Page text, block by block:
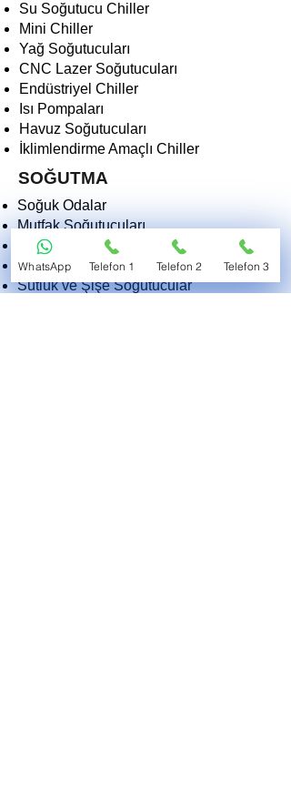
Su Soğutucu Chiller
Mini Chiller
Yağ Soğutucuları
CNC Lazer Soğutucuları
Endüstriyel Chiller
Isı Pompaları
Havuz Soğutucuları
İklimlendirme Amaçlı Chiller
SOĞUTMA
Soğuk Odalar
Mutfak Soğutucuları
Derin Dondurucular
Dondurma Makinaları
Sütlük ve Şişe Soğutucular
WhatsApp Telefon 1 Telefon 2 Telefon 3